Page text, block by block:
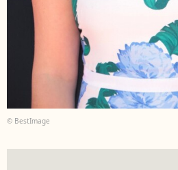
© BestImage